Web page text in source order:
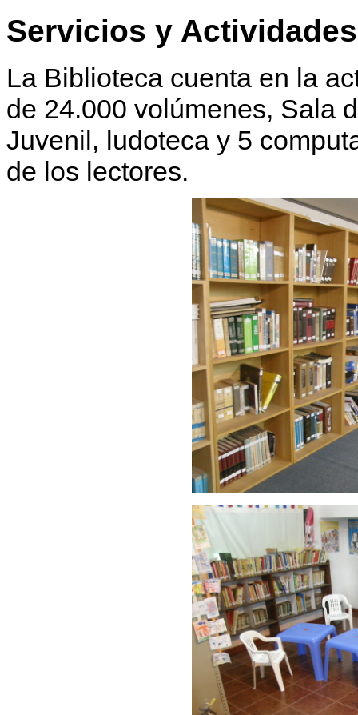
Servicios y
La Biblioteca cuenta en la
de 24.000 volúmenes, Sala
Juvenil, ludoteca y 5
de los lectores.